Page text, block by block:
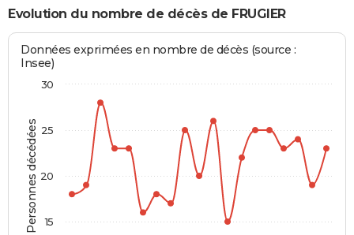
Evolution du nombre de décès de FRUGIER
Personnes décédées
Données exprimées en nombre de décès (source :
Insee)
15
20
25
30